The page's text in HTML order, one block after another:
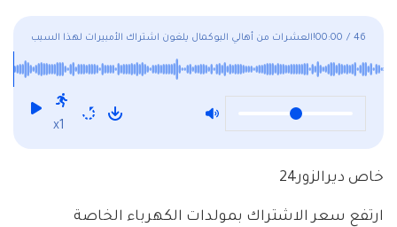
العشرات من أهالي البوكمال يلغون اشتراك الأمبيرات لهذا السبب!00:00 / 46
x1
خاص ديرالزور24
ارتفع سعر الاشتراك بمولدات الكهرباء الخاصة